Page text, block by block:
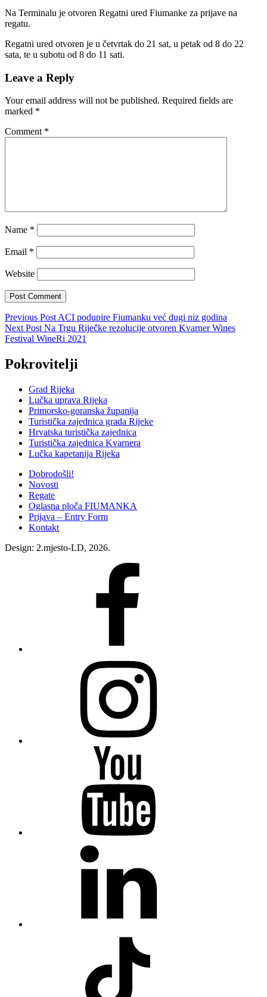
Na Terminalu je otvoren Regatni ured Fiumanke za prijave na
regatu.
Regatni ured otvoren je u četvrtak do 21 sat, u petak od 8 do 22
sata, te u subotu od 8 do 11 sati.
Skip
back
to
main
navigation
Leave a Reply
Your email address will not be published. Required fields are
marked *
Comment *
Name *
Email *
Website
Post
navigation
Previous Post ACI podupire Fiumanku već dugi niz godina
Next Post Na Trgu Riječke rezolucije otvoren Kvarner Wines
Festival WineRi 2021
Pokrovitelji
Grad Rijeka
Lučka uprava Rijeka
Primorsko-goranska županija
Turistička zajednica grada Rijeke
Hrvatska turistička zajednica
Turistička zajednica Kvarnera
Lučka kapetanija Rijeka
Dobrodošli!
Novosti
Regate
Oglasna ploča FIUMANKA
Prijava – Entry Form
Kontakt
Design: 2.mjesto-LD, 2026.